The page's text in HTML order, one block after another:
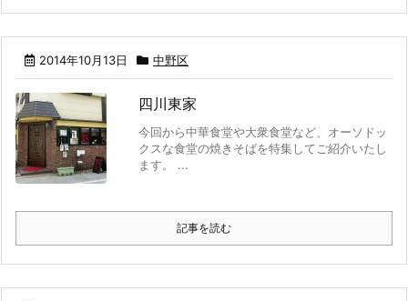
2014年10月13日 中野区
四川東家
今回から中華食堂や大衆食堂など、オーソドッ
クスな食堂の焼きそばを特集してご紹介いたし
ます。 ...
記事を読む